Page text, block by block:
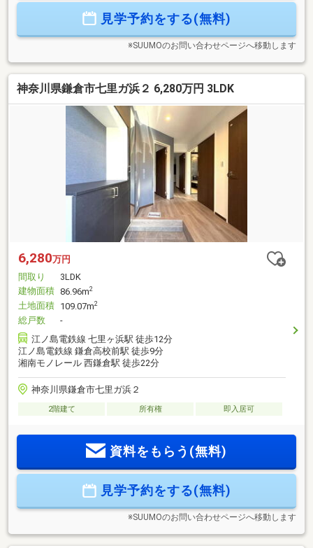
歩きやすい住宅地なのでワンちゃんのお散歩なども快適です
見学予約をする(無料)
※SUUMOのお問い合わせページへ移動します
神奈川県鎌倉市七里ガ浜２ 6,280万円 3LDK
6,280万円
間取り
3LDK
建物面積 86.96m2
土地面積 109.07m2
総戸数
-
江ノ島電鉄線 七里ヶ浜駅 徒歩12分
江ノ島電鉄線 鎌倉高校前駅 徒歩9分
湘南モノレール 西鎌倉駅 徒歩22分
神奈川県鎌倉市七里ガ浜２
2階建て 所有権 即入居可
資料をもらう(無料)
見学予約をする(無料)
※SUUMOのお問い合わせページへ移動します